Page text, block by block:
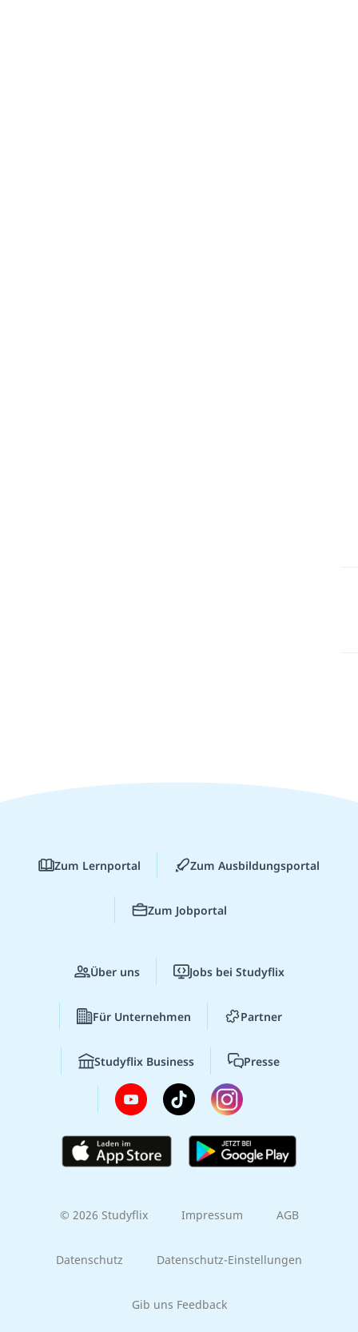
Zum Lernportal Zum Ausbildungsportal
Zum Jobportal
Über uns Jobs bei Studyflix
Für Unternehmen Partner
Studyflix Business Presse
© 2026 Studyflix Impressum AGB
Datenschutz Datenschutz-Einstellungen
Gib uns Feedback